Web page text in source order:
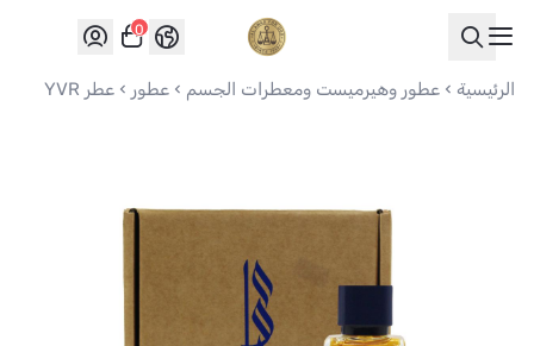
العواد للعود
0
الرئيسية عطور وهيرميست ومعطرات الجسم عطور عطر YVR